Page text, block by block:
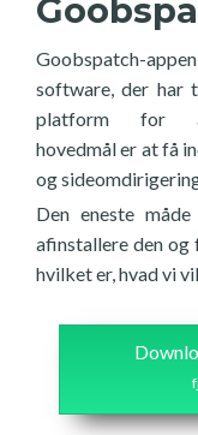
Goobspatch-
software, der har
platform for
hovedmål er at få
og
Den eneste
afinstallere den
hvilket er, hvad vi